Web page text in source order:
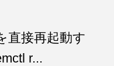
直接再起動す
r...